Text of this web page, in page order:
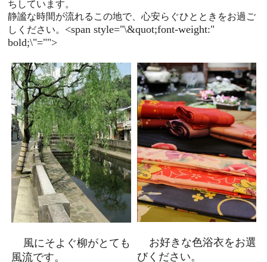
ちしています。
静謐な時間が流れるこの地で、心安らぐひとときをお過ご
しください。 <span style="\&quot;font-weight:"
bold;\"="">
風にそよぐ柳がとても
風流です。
お好きな色浴衣をお選
びください。